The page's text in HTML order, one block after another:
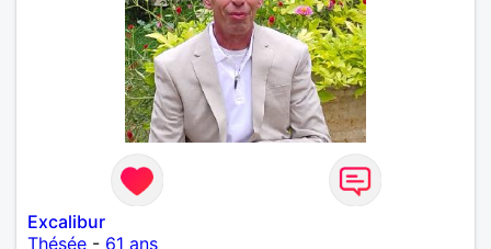
Excalibur
Thésée - 61 ans